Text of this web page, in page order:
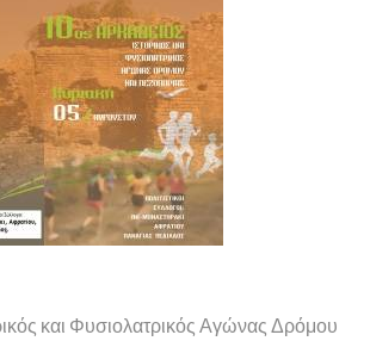
και Φυσιολατρικός Αγώνας Δρόμου